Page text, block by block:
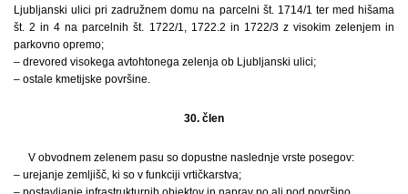
Ljubljanski ulici pri zadružnem domu na parcelni št. 1714/1 ter med hišama
št. 2 in 4 na parcelnih št. 1722/1, 1722.2 in 1722/3 z visokim zelenjem in
parkovno opremo;
– drevored visokega avtohtonega zelenja ob Ljubljanski ulici;
– ostale kmetijske površine.
30. člen
V obvodnem zelenem pasu so dopustne naslednje vrste posegov:
– urejanje zemljišč, ki so v funkciji vrtičkarstva;